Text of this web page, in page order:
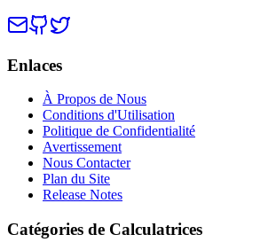
Enlaces
À Propos de Nous
Conditions d'Utilisation
Politique de Confidentialité
Avertissement
Nous Contacter
Plan du Site
Release Notes
Catégories de Calculatrices